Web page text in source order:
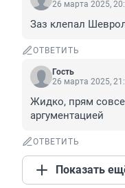
26 марта 2025,
Заз клепал
ОТВЕТИТЬ
Гость
26 марта 2025,
Жидко, прям
аргументацией
ОТВЕТИТЬ
Показать